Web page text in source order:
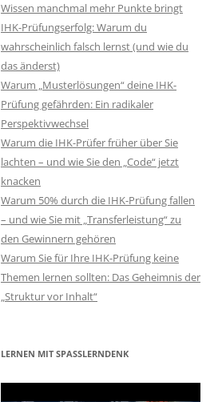
Wissen manchmal mehr Punkte bringt
IHK-Prüfungserfolg: Warum du
wahrscheinlich falsch lernst (und wie du
das änderst)
Warum „Musterlösungen“ deine IHK-
Prüfung gefährden: Ein radikaler
Perspektivwechsel
Warum die IHK-Prüfer früher über Sie
lachten – und wie Sie den „Code“ jetzt
knacken
Warum 50% durch die IHK-Prüfung fallen
– und wie Sie mit „Transferleistung“ zu
den Gewinnern gehören
Warum Sie für Ihre IHK-Prüfung keine
Themen lernen sollten: Das Geheimnis der
„Struktur vor Inhalt“
LERNEN MIT SPASSLERNDENK